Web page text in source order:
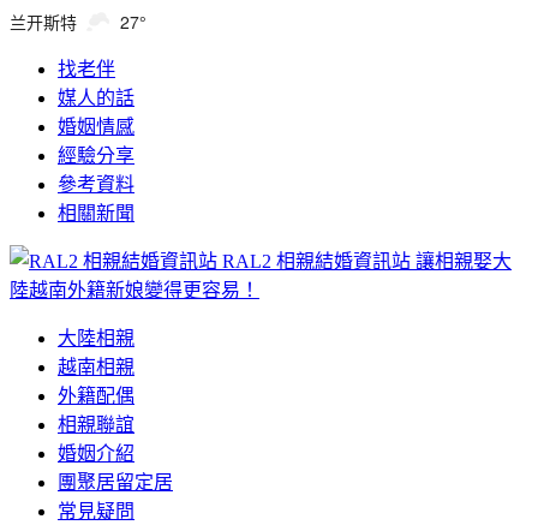
兰开斯特 27°
找老伴
媒人的話
婚姻情感
經驗分享
參考資料
相關新聞
RAL2 相親結婚資訊站 讓相親娶大
陸越南外籍新娘變得更容易！
大陸相親
越南相親
外籍配偶
相親聯誼
婚姻介紹
團聚居留定居
常見疑問